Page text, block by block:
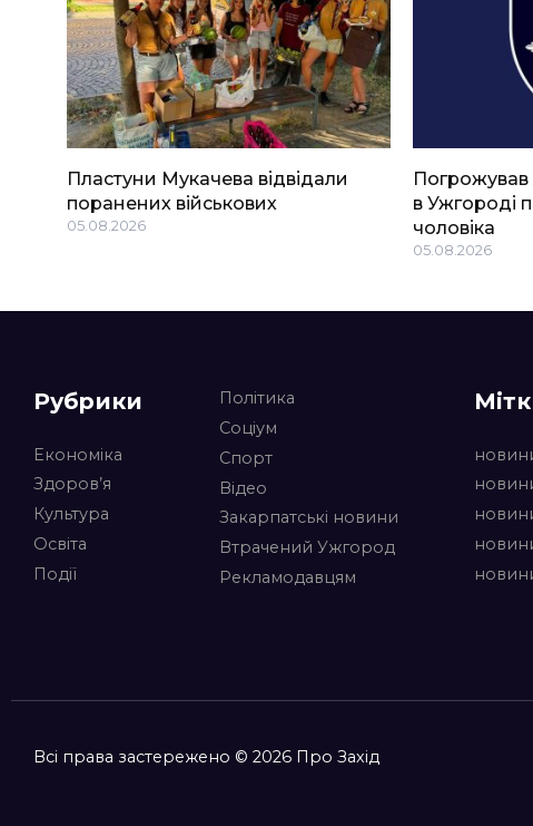
Пластуни Мукачева відвідали
поранених військових
05.08.2026
в Ужгороді
чоловіка
05.08.2026
Рубрики
Економіка
Здоров’я
Культура
Освіта
Події
Політика
Соціум
Спорт
Відео
Закарпатські новини
Втрачений Ужгород
Рекламодавцям
Всі права застережено © 2026 Про Захід